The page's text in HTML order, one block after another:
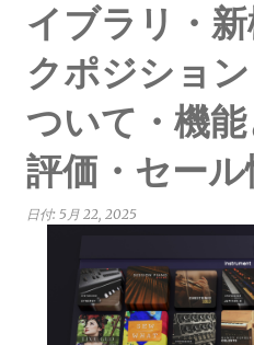
イブラリ・
クポジショ
ついて・機能
評価・セール
日付: 5月 22, 2025